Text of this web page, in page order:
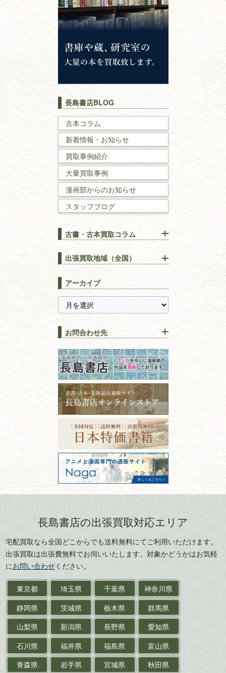
神道・神社仏閣
イスラム教
キリスト教
世界史・
戦記・戦史
国文学・国語学
理工書
数学書・物理学書
建築書
漢方・鍼灸・東洋医学
易学・占い
スピリチュアル・
全集・
趣味・教養
書道
拓本・法帖・碑帖
篆刻・印譜
書道具
美術書・アート本・
デザイン本
カメラ・撮影術
版画・リトグラフ・
刀剣・鎧・甲冑
武道書・武術書
近代文学・
サイン色紙
作家草稿・原稿・肉筆物
探偵小説・推理小説
乗物
鉄道・
電車・バス
長島書店BLOG
古本コラム
新着情報・お知らせ
買取事例紹介
大量買取事例
漫画部からのお知らせ
スタッフブログ
古書・古本買取コラム
【出張買取】古本の大量買取
りOK！効率的に売る方法
長島書店の便利な買取サービ
ス
【持ち込み買取】店頭で簡単
に古本を売るメリットとは？
古本を高く売る方法！買取で
上手な売り方のコツを解説
因！適切な管理で長持ちさせ
るコツ
古本は汚れていると買取でき
ない？適切な保管方法とクリ
ーニング！
ISBNコードとは？書籍の識別
番号の意味と役割を解説
価値ある古書を売るポイント
と注意点
出張買取地域（全国）
千葉県
神奈川県
静岡県
栃木県
山梨県
新潟県
長野県
愛知県
石川県
福井県
福島県
富山県
青森県
岩手県
宮城県
秋田県
山形県
岐阜県
三重県
滋賀県
京都府
大阪府
兵庫県
奈良県
島根県
岡山県
徳島県
香川県
愛媛県
アーカイブ
お問合わせ先
古本買取専門店 長島書店
〒101-0051
東京都千代田区神田神保町2-5-1
フリーダイヤル：0120-414-548
電話：03-3512-8115
FAX：03-3512-8116
古物商許可：東京都公安委員会 第
301028901712号
古物商名称：有限会社長島書店
長島書店の出張買取対応エリア
宅配買取なら全国どこからでも送料無料にてご利用いただけます。
出張買取は出張費無料でお伺いいたします。対象かどうかはお気軽
にお問い合わせください。
東京都 埼玉県 千葉県
神奈川県
静岡県
茨城県 栃木県
群馬県
山梨県
新潟県 長野県
愛知県
石川県
福井県 福島県
富山県
青森県
岩手県 宮城県
秋田県